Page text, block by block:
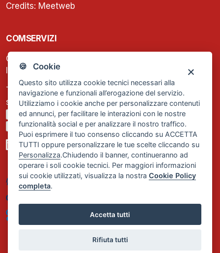
🍪 Cookie
Questo sito utilizza cookie tecnici necessari alla
navigazione e funzionali all’erogazione del servizio.
Utilizziamo i cookie anche per personalizzare contenuti
ed annunci, per facilitare le interazioni con le nostre
funzionalità social e per analizzare il nostro traffico.
Puoi esprimere il tuo consenso cliccando su ACCETTA
TUTTI oppure personalizzare le tue scelte cliccando su
Personalizza.Chiudendo il banner, continueranno ad
operare i soli cookie tecnici. Per maggiori informazioni
sui cookie utilizzati, visualizza la nostraCookie Policy
completa.
Accetta tutti
Rifiuta tutti
Credits: Meetweb
COMSERVIZI
C.F. e P.IVA: 13474420158
Iscrizione REA Milano n. 1656740
Tel. +39 02 2838 1307
segreteria@comservizi.eu
Privacy Policy
Cookie Policy